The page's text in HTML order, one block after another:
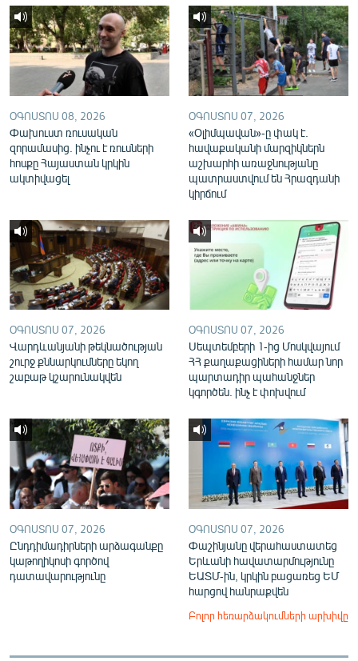
ՀԵՏԵՎԵՔ ՄԵԶ
«Ազատության» բոլոր կայքերը
ՕԳՈՍՏՈՍ 08, 2026
Փախուստ ռուսական
զորամասից. ինչու է ռուսների
հոսքը Հայաստան կրկին
ակտիվացել
ՕԳՈՍՏՈՍ 07, 2026
«Օլիմպավան»-ը փակ է.
հավաքականի մարզիկներն
աշխարհի առաջնությանը
պատրաստվում են Հրազդանի
կիրճում
ՕԳՈՍՏՈՍ 07, 2026
Վարդևանյանի թեկնածության
շուրջ քննարկումները եկող
շաբաթ կշարունակվեն
ՕԳՈՍՏՈՍ 07, 2026
Սեպտեմբերի 1-ից Մոսկվայում
ՀՀ քաղաքացիների համար նոր
պարտադիր պահանջներ
կգործեն. ինչ է փոխվում
ՕԳՈՍՏՈՍ 07, 2026
Ընդդիմադիրների արձագանքը
կաթողիկոսի գործով
դատավարությունը
ՕԳՈՍՏՈՍ 07, 2026
Փաշինյանը վերահաստատեց
Երևանի հավատարմությունը
ԵԱՏՄ-ին, կրկին բացառեց ԵՄ
հարցով հանրաքվեն
Բոլոր հեռարձակումների արխիվը